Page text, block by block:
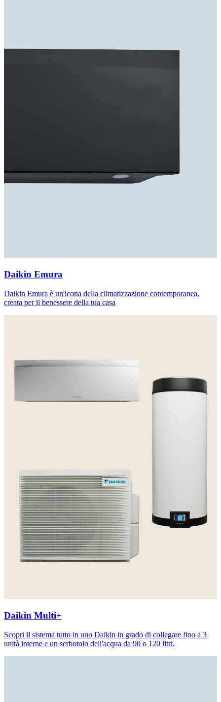
Daikin Emura
Daikin Emura è un'icona della climatizzazione contemporanea,
creata per il benessere della tua casa
Daikin Multi+
Scopri il sistema tutto in uno Daikin in grado di collegare fino a 3
unità interne e un serbotoio dell'acqua da 90 o 120 litri.